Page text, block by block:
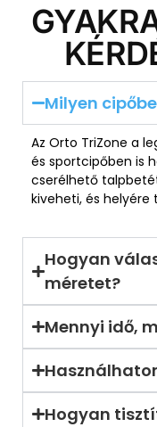
Milyen
Az Orto TriZone a
és sportcipőben is
cserélhető
kiveheti, és
Hogyan
méretet?
Mennyi idő,
Hogyan